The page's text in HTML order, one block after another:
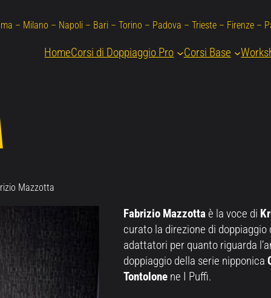
– Milano – Napoli – Bari – Torino – Padova – Trieste – Firenze –
HomeCorsi di Doppiaggio Pro Corsi Base
Mazzotta
Fabrizio Mazzotta è la voce di
curato la direzione di
adattatori per quanto riguarda
doppiaggio della serie nipponica
Tontolone ne I Puffi.